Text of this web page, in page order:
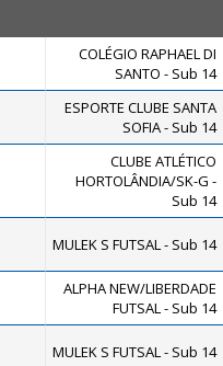
COLÉGIO RAPHAEL DI
SANTO - Sub 14
ESPORTE CLUBE SANTA
SOFIA - Sub 14
CLUBE ATLÉTICO
HORTOLÂNDIA/SK-G -
Sub 14
MULEK S FUTSAL - Sub 14
ALPHA NEW/LIBERDADE
FUTSAL - Sub 14
MULEK S FUTSAL - Sub 14